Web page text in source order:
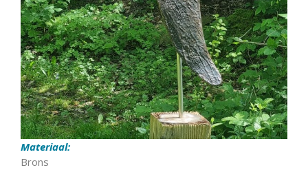
Materiaal:
Brons